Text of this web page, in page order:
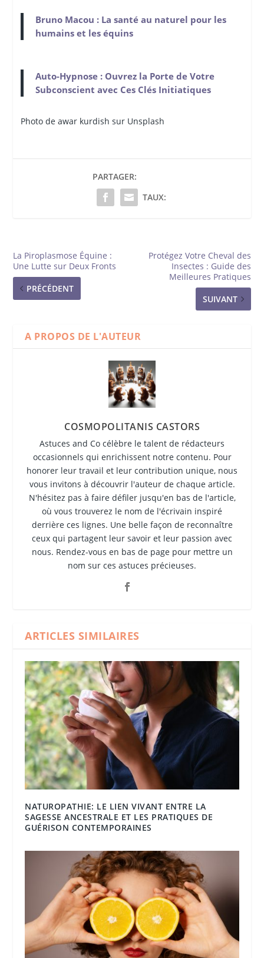
Bruno Macou : La santé au naturel pour les
humains et les équins
Auto-Hypnose : Ouvrez la Porte de Votre
Subconscient avec Ces Clés Initiatiques
Photo de awar kurdish sur Unsplash
PARTAGER:
TAUX:
La Piroplasmose Équine :
Une Lutte sur Deux Fronts
PRÉCÉDENT
Protégez Votre Cheval des
Insectes : Guide des
Meilleures Pratiques
SUIVANT
A PROPOS DE L'AUTEUR
COSMOPOLITANIS CASTORS
Astuces and Co célèbre le talent de rédacteurs
occasionnels qui enrichissent notre contenu. Pour
honorer leur travail et leur contribution unique, nous
vous invitons à découvrir l'auteur de chaque article.
N'hésitez pas à faire défiler jusqu'en bas de l'article,
où vous trouverez le nom de l'écrivain inspiré
derrière ces lignes. Une belle façon de reconnaître
ceux qui partagent leur savoir et leur passion avec
nous. Rendez-vous en bas de page pour mettre un
nom sur ces astuces précieuses.
ARTICLES SIMILAIRES
NATUROPATHIE: LE LIEN VIVANT ENTRE LA
SAGESSE ANCESTRALE ET LES PRATIQUES DE
GUÉRISON CONTEMPORAINES